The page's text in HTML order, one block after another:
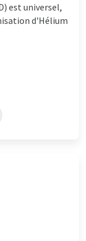
est universel,
d'Hélium